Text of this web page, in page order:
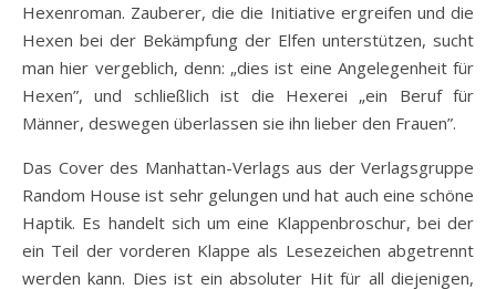
Hexenroman. Zauberer, die die Initiative ergreifen und die
Hexen bei der Bekämpfung der Elfen unterstützen, sucht
man hier vergeblich, denn: „dies ist eine Angelegenheit für
Hexen”, und schließlich ist die Hexerei „ein Beruf für
Männer, deswegen überlassen sie ihn lieber den Frauen”.
Das Cover des Manhattan-Verlags aus der Verlagsgruppe
Random House ist sehr gelungen und hat auch eine schöne
Haptik. Es handelt sich um eine Klappenbroschur, bei der
ein Teil der vorderen Klappe als Lesezeichen abgetrennt
werden kann. Dies ist ein absoluter Hit für all diejenigen,